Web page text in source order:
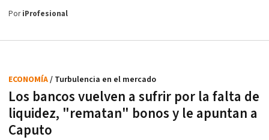
PoriProfesional
Los bancos vuelven a sufrir por la falta de
liquidez, "rematan" bonos y le apuntan a
Caputo
ECONOMÍA/ Turbulencia en el mercado